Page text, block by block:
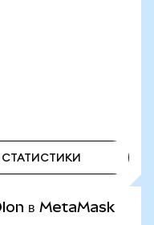
в MetaMask